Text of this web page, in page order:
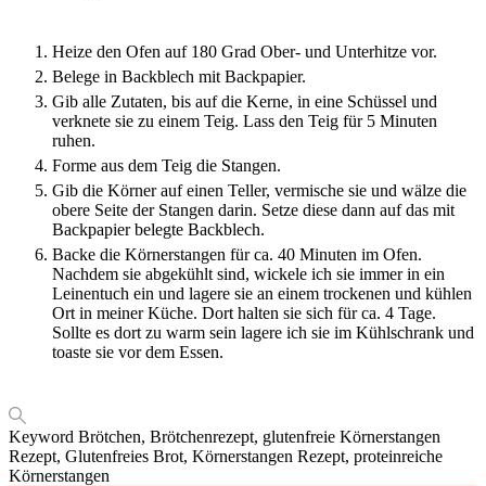
Heize den Ofen auf 180 Grad Ober- und Unterhitze vor.
Belege in Backblech mit Backpapier.
Gib alle Zutaten, bis auf die Kerne, in eine Schüssel und
verknete sie zu einem Teig. Lass den Teig für 5 Minuten
ruhen.
Forme aus dem Teig die Stangen.
Gib die Körner auf einen Teller, vermische sie und wälze die
obere Seite der Stangen darin. Setze diese dann auf das mit
Backpapier belegte Backblech.
Backe die Körnerstangen für ca. 40 Minuten im Ofen.
Nachdem sie abgekühlt sind, wickele ich sie immer in ein
Leinentuch ein und lagere sie an einem trockenen und kühlen
Ort in meiner Küche. Dort halten sie sich für ca. 4 Tage.
Sollte es dort zu warm sein lagere ich sie im Kühlschrank und
toaste sie vor dem Essen.
Keyword Brötchen, Brötchenrezept, glutenfreie Körnerstangen
Rezept, Glutenfreies Brot, Körnerstangen Rezept, proteinreiche
Körnerstangen